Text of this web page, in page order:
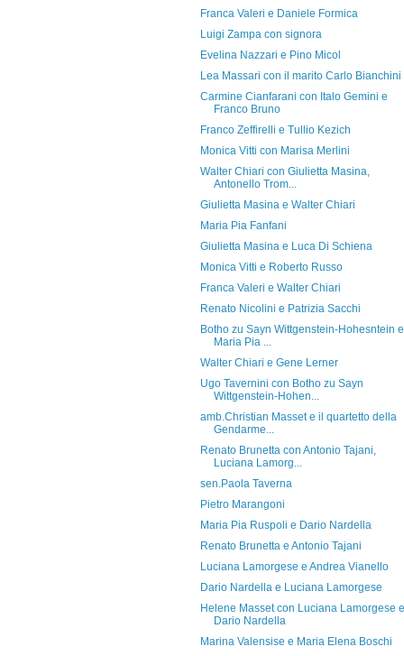
Franca Valeri e Daniele Formica
Luigi Zampa con signora
Evelina Nazzari e Pino Micol
Lea Massari con il marito Carlo Bianchini
Carmine Cianfarani con Italo Gemini e
Franco Bruno
Franco Zeffirelli e Tullio Kezich
Monica Vitti con Marisa Merlini
Walter Chiari con Giulietta Masina,
Antonello Trom...
Giulietta Masina e Walter Chiari
Maria Pia Fanfani
Giulietta Masina e Luca Di Schiena
Monica Vitti e Roberto Russo
Franca Valeri e Walter Chiari
Renato Nicolini e Patrizia Sacchi
Botho zu Sayn Wittgenstein-Hohesntein e
Maria Pia ...
Walter Chiari e Gene Lerner
Ugo Tavernini con Botho zu Sayn
Wittgenstein-Hohen...
amb.Christian Masset e il quartetto della
Gendarme...
Renato Brunetta con Antonio Tajani,
Luciana Lamorg...
sen.Paola Taverna
Pietro Marangoni
Maria Pia Ruspoli e Dario Nardella
Renato Brunetta e Antonio Tajani
Luciana Lamorgese e Andrea Vianello
Dario Nardella e Luciana Lamorgese
Helene Masset con Luciana Lamorgese e
Dario Nardella
Marina Valensise e Maria Elena Boschi